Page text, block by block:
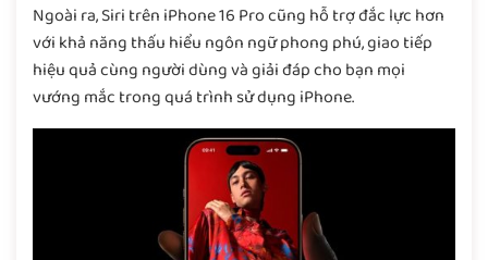
Ngoài ra, Siri trên iPhone 16 Pro cũng hỗ trợ đắc lực hơn
với khả năng thấu hiểu ngôn ngữ phong phú, giao tiếp
hiệu quả cùng người dùng và giải đáp cho bạn mọi
vướng mắc trong quá trình sử dụng iPhone.